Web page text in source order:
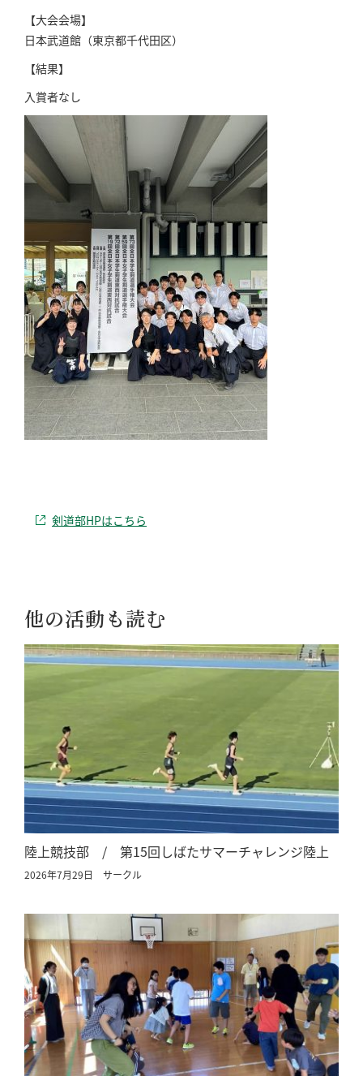
【大会会場】
日本武道館（東京都千代田区）
【結果】
入賞者なし
剣道部HPはこちら
他の活動も読む
陸上競技部 / 第15回しばたサマーチャレンジ陸上
2026年7月29日 サークル